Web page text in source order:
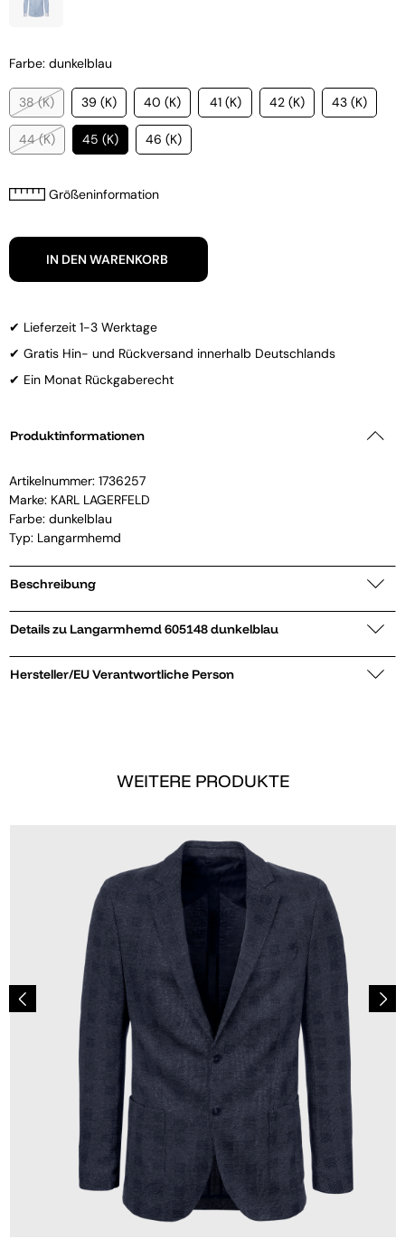
Farbe: dunkelblau
38 (K) 39 (K) 40 (K) 41 (K) 42 (K) 43 (K)
44 (K) 45 (K) 46 (K)
Größeninformation
IN DEN WARENKORB
✔ Lieferzeit 1-3 Werktage
✔ Gratis Hin- und Rückversand innerhalb Deutschlands
✔ Ein Monat Rückgaberecht
Produktinformationen
Artikelnummer: 1736257
Marke: KARL LAGERFELD
Farbe: dunkelblau
Typ: Langarmhemd
Beschreibung
Details zu Langarmhemd 605148 dunkelblau
Hersteller/EU Verantwortliche Person
WEITERE PRODUKTE